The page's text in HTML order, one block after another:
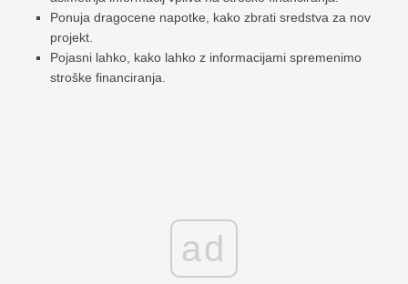
Ponuja dragocene napotke, kako zbrati sredstva za nov
projekt.
Pojasni lahko, kako lahko z informacijami spremenimo
stroške financiranja.
ad